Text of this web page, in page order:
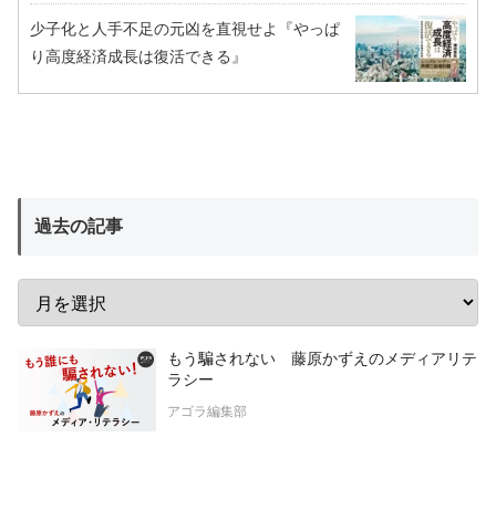
少子化と人手不足の元凶を直視せよ『やっぱ
り高度経済成長は復活できる』
過去の記事
もう騙されない 藤原かずえのメディアリテ
ラシー
アゴラ編集部